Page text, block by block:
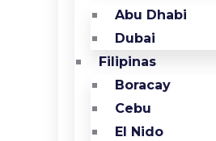
Abu Dhabi
Dubai
Filipinas
Boracay
Cebu
El Nido